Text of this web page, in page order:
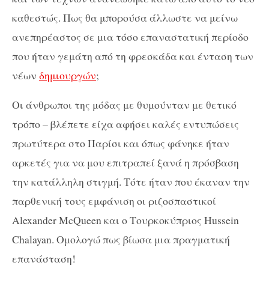
καθεστώς. Πως θα μπορούσα άλλωστε να μείνω
ανεπηρέαστος σε μια τόσο επαναστατική περίοδο
που ήταν γεμάτη από τη φρεσκάδα και ένταση των
νέων δημιουργών;
Οι άνθρωποι της μόδας με θυμούνταν με θετικό
τρόπο – βλέπετε είχα αφήσει καλές εντυπώσεις
πρωτύτερα στο Παρίσι και όπως φάνηκε ήταν
αρκετές για να μου επιτραπεί ξανά η πρόσβαση
την κατάλληλη στιγμή. Τότε ήταν που έκαναν την
παρθενική τους εμφάνιση οι ριζοσπαστικοί
Alexander McQueen και ο Τουρκοκύπριος Hussein
Chalayan. Ομολογώ πως βίωσα μια πραγματική
επανάσταση!